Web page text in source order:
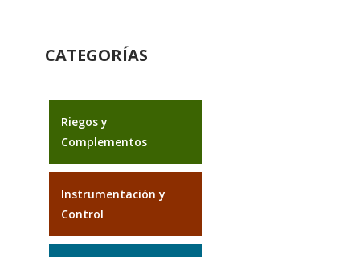
CATEGORÍAS
Riegos y
Complementos
Instrumentación y
Control